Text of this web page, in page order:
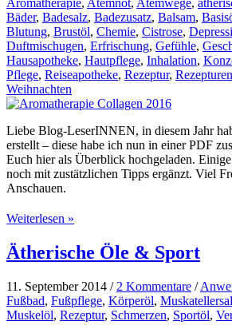
unterstützen
können
Aromatherapie, Atemnot, Atemwege,
Bäder, Badesalz, Badezusatz, Balsam,
Blutung, Brustöl, Chemie, Cistrose,
Duftmischugen, Erfrischung, Gefühle,
Hausapotheke, Hautpflege, Inhalation,
Pflege, Reiseapotheke, Rezeptur, Rezepturen
Weihnachten
Liebe Blog-LeserINNEN, in diesem Jahr
erstellt – diese habe ich nun in einer PDF
Euch hier als Überblick hochgeladen.
noch mit zustätzlichen Tipps ergänzt. Viel
Anschauen.
Aromatherapie
2016
Weiterlesen »
Ätherische Öle & Sport
11. September 2014 / 2 Kommentare /
Fußbad, Fußpflege, Körperöl,
Muskelöl, Rezeptur, Schmerzen, Sportöl,